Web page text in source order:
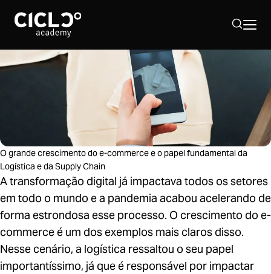
Sobre nós
Hub Supply Chain
Programação 2026
40º Simpósio Supply Chain
O grande crescimento do e-commerce e o papel fundamental da
Logística e da Supply Chain
A transformação digital já impactava todos os setores
em todo o mundo e a pandemia acabou acelerando de
forma estrondosa esse processo. O crescimento do e-
commerce é um dos exemplos mais claros disso.
Nesse cenário, a logística ressaltou o seu papel
importantíssimo, já que é responsável por impactar